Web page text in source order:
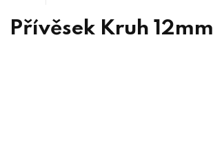
Přívěsek Kruh